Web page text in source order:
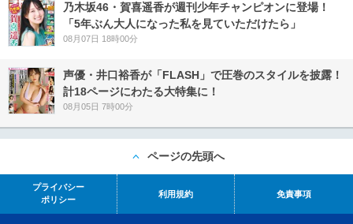
乃木坂46・賀喜遥香が週刊少年チャンピオンに登場！
「5年ぶん大人になった私を見ていただけたら」
08月07日 18時00分
声優・井口裕香が「FLASH」で圧巻のスタイルを披露！
計18ページにわたる大特集に！
08月05日 7時00分
ページの先頭へ
プライバシー
ポリシー
利用規約 免責事項